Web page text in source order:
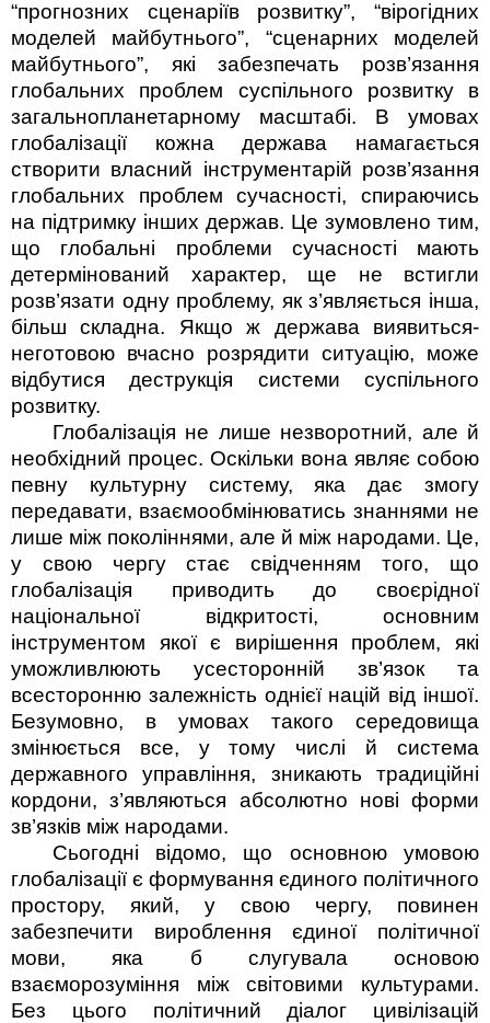
“прогнозних сценаріїв розвитку”, “вірогідних
моделей майбутнього”, “сценарних моделей
майбутнього”, які забезпечать розв’язання
глобальних проблем суспільного розвитку в
загальнопланетарному масштабі. В умовах
глобалізації кожна держава намагається
створити власний інструментарій розв’я­зання
глобальних проблем сучасності, спираючись
на підтримку інших держав. Це зумовлено тим,
що глобальні проблеми сучасності мають
детермінований характер, ще не встигли
розв’язати одну проблему, як з’являється інша,
більш складна. Якщо ж держава виявиться­
неготовою вчасно розрядити ситуацію, може
відбутися деструкція системи суспільного
розвитку.
Глобалізація не лише незворотний, але й
необхідний процес. Оскільки вона являє собою
певну культурну систему, яка дає змогу
передавати, взаємообмінюватись знаннями не
лише між поколіннями, але й між народами. Це,
у свою чергу стає свідченням того, що
глобалізація приводить до своєрідної
національної відкритості, основним
інструментом якої є вирішення проблем, які
уможливлюють усесторонній зв’язок та
всесторонню залежність однієї націй від іншої.
Безумовно, в умовах такого середовища
змінюється все, у тому числі й система
державного управління, зникають традиційні
кордони, з’являються абсолютно нові форми
зв’язків між народами.
Сьогодні відомо, що основною умовою
глобалізації є формування єдиного політичного
простору, який, у свою чергу, повинен
забезпечити вироблення єдиної політичної
мови, яка б слугувала основою
взаєморозуміння між світовими культурами.
Без цього по­літичний діалог цивілізацій